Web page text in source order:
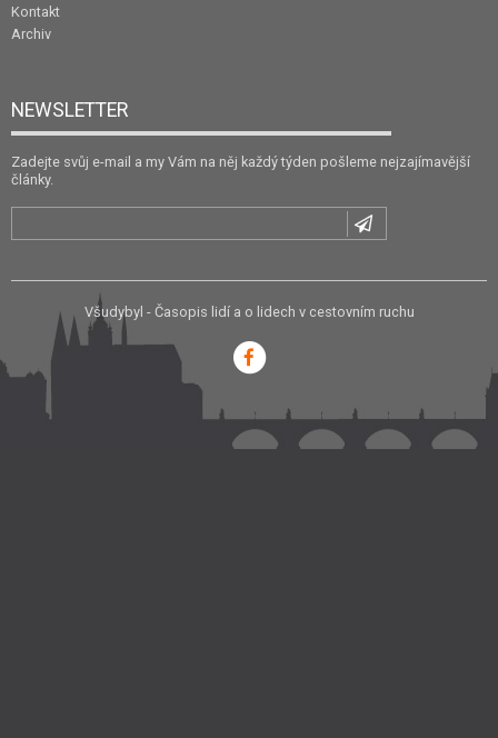
Kontakt
Archiv
NEWSLETTER
Zadejte svůj e-mail a my Vám na něj každý týden pošleme nejzajímavější
články.
Všudybyl - Časopis lidí a o lidech v cestovním ruchu